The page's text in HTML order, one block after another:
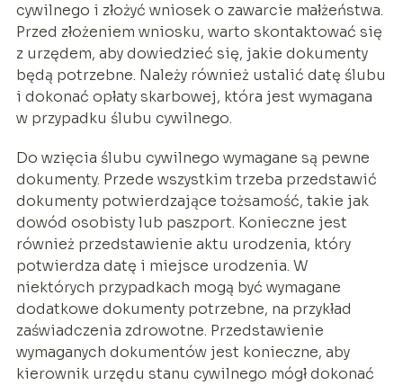
cywilnego i złożyć wniosek o zawarcie małżeństwa.
Przed złożeniem wniosku, warto skontaktować się
z urzędem, aby dowiedzieć się, jakie dokumenty
będą potrzebne. Należy również ustalić datę ślubu
i dokonać opłaty skarbowej, która jest wymagana
w przypadku ślubu cywilnego.
Do wzięcia ślubu cywilnego wymagane są pewne
dokumenty. Przede wszystkim trzeba przedstawić
dokumenty potwierdzające tożsamość, takie jak
dowód osobisty lub paszport. Konieczne jest
również przedstawienie aktu urodzenia, który
potwierdza datę i miejsce urodzenia. W
niektórych przypadkach mogą być wymagane
dodatkowe dokumenty potrzebne, na przykład
zaświadczenia zdrowotne. Przedstawienie
wymaganych dokumentów jest konieczne, aby
kierownik urzędu stanu cywilnego mógł dokonać